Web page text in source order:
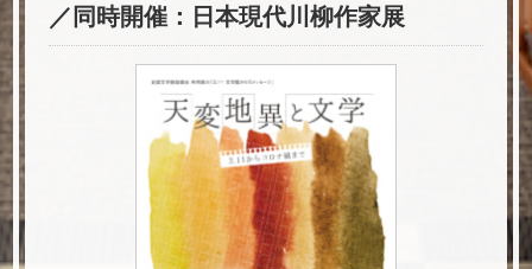
／同時開催：日本現代川柳作家展